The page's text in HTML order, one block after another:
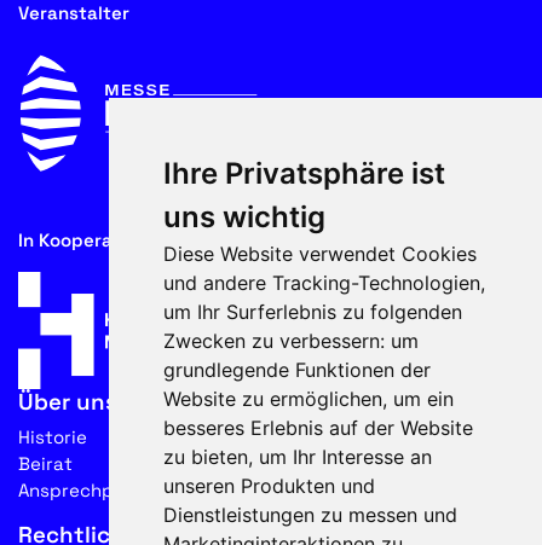
Ihre Privatsphäre ist
uns wichtig
Diese Website verwendet Cookies
und andere Tracking-Technologien,
um Ihr Surferlebnis zu folgenden
Zwecken zu verbessern: um
grundlegende Funktionen der
Website zu ermöglichen, um ein
besseres Erlebnis auf der Website
zu bieten, um Ihr Interesse an
unseren Produkten und
Dienstleistungen zu messen und
Veranstalter
In Kooperation mit
Über uns
Historie
Beirat
Ansprechpartner
Rechtliches